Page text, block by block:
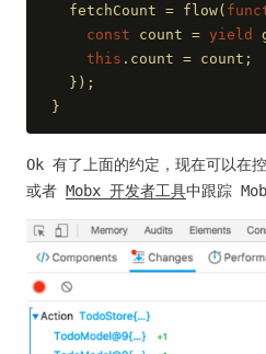
  fetchCount = flow(
const count = yield
this .count = count;
  });
}
Ok 有了上面的约定，现在可以
或者 Mobx 开发者工具中跟踪